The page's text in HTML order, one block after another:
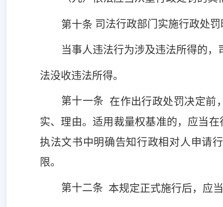
第十条 司法行政部门实施行政处
当事人违法行为涉及违法所得的，
法没收违法所得。
第十一条 在作出行政处罚决定前
实、理由。适用裁量权基准的，应当
执法文书中明确告知行政相对人申请
限。
第十二条 本规定正式施行后，应